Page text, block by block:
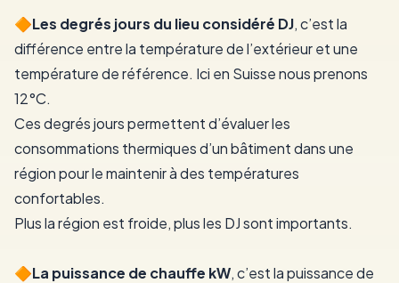
🔶️Les degrés jours du lieu considéré DJ, c’est la
différence entre la température de l’extérieur et une
température de référence. Ici en Suisse nous prenons
12°C.
Ces degrés jours permettent d’évaluer les
consommations thermiques d’un bâtiment dans une
région pour le maintenir à des températures
confortables.
Plus la région est froide, plus les DJ sont importants.
🔶️La puissance de chauffe kW, c’est la puissance de